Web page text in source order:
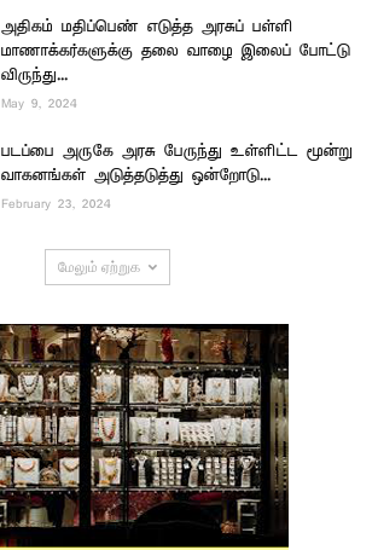
அதிகம் மதிப்பெண் எடுத்த அரசுப் பள்ளி
மாணாக்கர்களுக்கு தலை வாழை இலைப் போட்டு
விருந்து...
May 9, 2024
படப்பை அருகே அரசு பேருந்து உள்ளிட்ட மூன்று
வாகனங்கள் அடுத்தடுத்து ஒன்றோடு...
February 23, 2024
மேலும் ஏற்றுக